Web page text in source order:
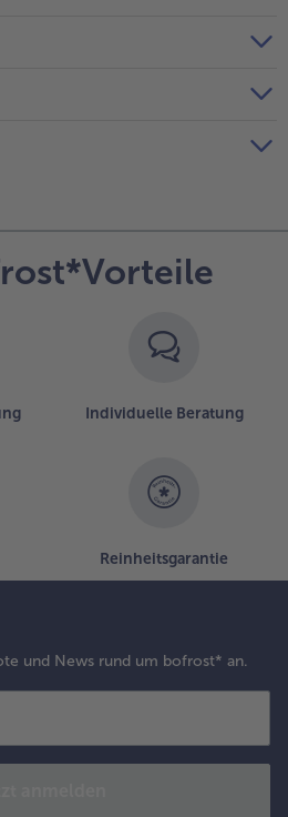
Individuelle Beratung
Reinheitsgarantie
und News rund um bofrost* an.